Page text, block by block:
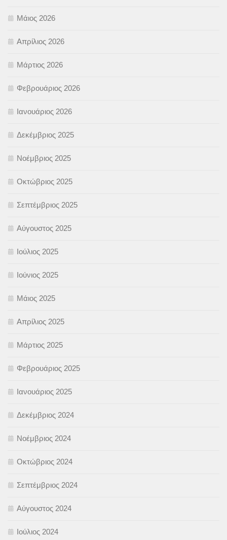
Μάιος 2026
Απρίλιος 2026
Μάρτιος 2026
Φεβρουάριος 2026
Ιανουάριος 2026
Δεκέμβριος 2025
Νοέμβριος 2025
Οκτώβριος 2025
Σεπτέμβριος 2025
Αύγουστος 2025
Ιούλιος 2025
Ιούνιος 2025
Μάιος 2025
Απρίλιος 2025
Μάρτιος 2025
Φεβρουάριος 2025
Ιανουάριος 2025
Δεκέμβριος 2024
Νοέμβριος 2024
Οκτώβριος 2024
Σεπτέμβριος 2024
Αύγουστος 2024
Ιούλιος 2024